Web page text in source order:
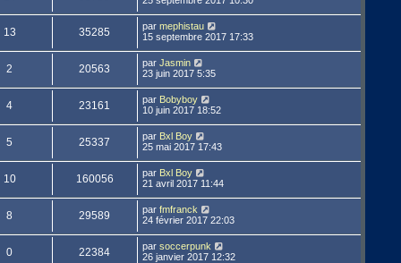
13 35285 par mephistau
15 septembre 2017 17:33
2 20563 par Jasmin
23 juin 2017 5:35
4 23161 par Bobyboy
10 juin 2017 18:52
5 25337 par Bxl Boy
25 mai 2017 17:43
10 160056 par Bxl Boy
21 avril 2017 11:44
8 29589 par fmfranck
24 février 2017 22:03
0 22384 par soccerpunk
26 janvier 2017 12:32